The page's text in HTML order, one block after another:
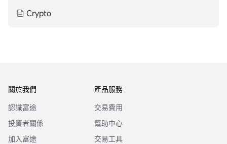
Crypto
關於我們
認識富途
投資者關係
加入富途
產品服務
交易費用
幫助中心
交易工具